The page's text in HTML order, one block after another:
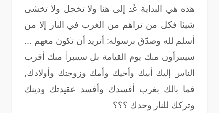
هذه هي البداية عُد إلى هنا ولا تخجل ولا تخشى
شيئا فكل من تراهم من الغرب في النار إلا من
أسلم لله وصدّق برسوله: أتريد أن تكون معهم ...
سيتبرأون منك يوم القيامة بل سيتبرأ منك أقرب
الناس إليك أبيك وأخيك وأمك وزوجتك وأولادك,
فما بالك بغرب أفسدك وأفسد عقيدتك ودينك
وتركك للنار وحدك ؟؟؟